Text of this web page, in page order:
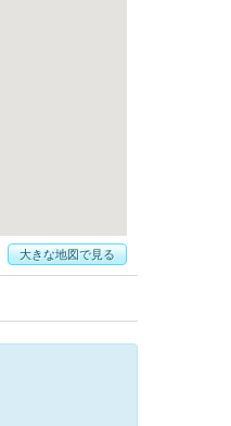
大きな地図で見る